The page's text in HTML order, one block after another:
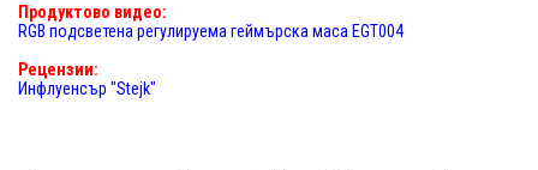
Продуктово видео:
RGB подсветена регулируема геймърска маса EGT004
Рецензии:
Инфлуенсър "Stejk"